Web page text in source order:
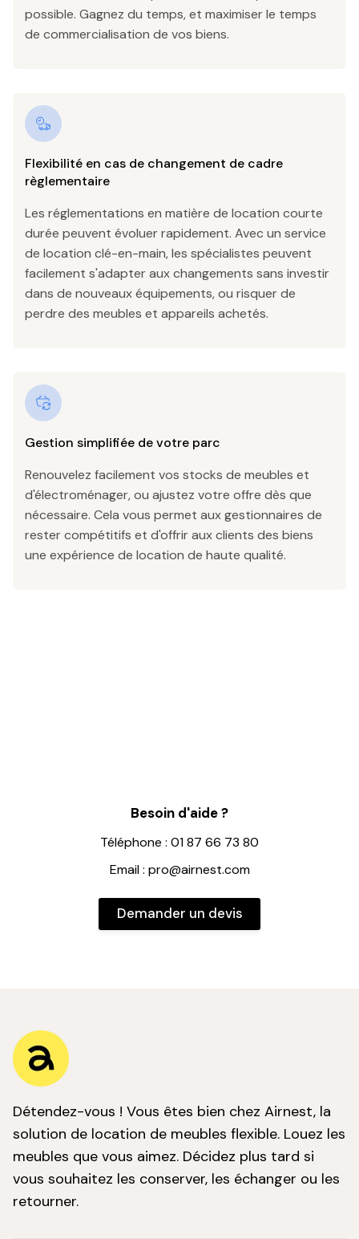
possible. Gagnez du temps, et maximiser le temps
de commercialisation de vos biens.
Flexibilité en cas de changement de cadre
règlementaire
Les réglementations en matière de location courte
durée peuvent évoluer rapidement. Avec un service
de location clé-en-main, les spécialistes peuvent
facilement s'adapter aux changements sans investir
dans de nouveaux équipements, ou risquer de
perdre des meubles et appareils achetés.
Gestion simplifiée de votre parc
Renouvelez facilement vos stocks de meubles et
d'électroménager, ou ajustez votre offre dès que
nécessaire. Cela vous permet aux gestionnaires de
rester compétitifs et d'offrir aux clients des biens
une expérience de location de haute qualité.
Besoin d'aide ?
Téléphone : 01 87 66 73 80
Email : pro@airnest.com
Demander un devis
Détendez-vous ! Vous êtes bien chez Airnest, la
solution de location de meubles flexible. Louez les
meubles que vous aimez. Décidez plus tard si
vous souhaitez les conserver, les échanger ou les
retourner.